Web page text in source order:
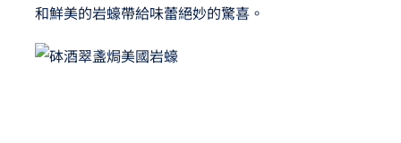
和鮮美的岩蠔帶給味蕾絕妙的驚喜。